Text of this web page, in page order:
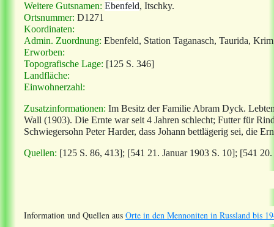
Weitere Gutsnamen: Ebenfeld, Itschky.
Ortsnummer: D1271
Koordinaten:
Admin. Zuordnung: Ebenfeld, Station Taganasch, Taurida, Krim
Erworben:
Topografische Lage: [125 S. 346]
Landfläche:
Einwohnerzahl:
Zusatzinformationen: Im Besitz der Familie Abram Dyck.
Wall (1903). Die Ernte war seit 4 Jahren schlecht; Futter für
Schwiegersohn Peter Harder, dass Johann bettlägerig sei, die
Quellen: [125 S. 86, 413]; [541 21. Januar 1903 S. 10]; [541
Information und Quellen aus Orte in den Mennoniten in Russland bis